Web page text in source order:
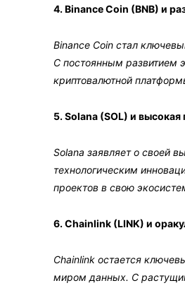
4. Binance Coin (BNB) и
Binance Coin стал
С постоянным развитием
криптовалютной
5. Solana (SOL) и
Solana заявляет о своей
технологическим
проектов в свою
6. Chainlink (LINK) и
Chainlink остается
миром данных. С